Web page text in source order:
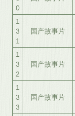
0
1
3
1
国产故事片
1
3
2
国产故事片
1
3
3
国产故事片